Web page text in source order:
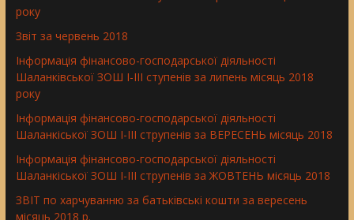
року
Звіт за червень 2018
Інформація фінансово-господарської діяльності
Шаланківської ЗОШ І-ІІІ ступенів за липень місяць 2018
року
Інформація фінансово-господарської діяльності
Шаланкіської ЗОШ І-ІІІ струпенів за ВЕРЕСЕНЬ місяць 2018
Інформація фінансово-господарської діяльності
Шаланкіської ЗОШ І-ІІІ струпенів за ЖОВТЕНЬ місяць 2018
ЗВІТ по харчуванню за батьківські кошти за вересень
місяць 2018 р.